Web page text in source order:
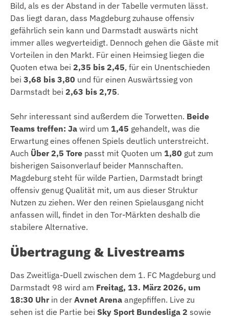
Bild, als es der Abstand in der Tabelle vermuten lässt.
Das liegt daran, dass Magdeburg zuhause offensiv
gefährlich sein kann und Darmstadt auswärts nicht
immer alles wegverteidigt. Dennoch gehen die Gäste mit
Vorteilen in den Markt. Für einen Heimsieg liegen die
Quoten etwa bei 2,35 bis 2,45, für ein Unentschieden
bei 3,68 bis 3,80 und für einen Auswärtssieg von
Darmstadt bei 2,63 bis 2,75.
Sehr interessant sind außerdem die Torwetten. Beide
Teams treffen: Ja wird um 1,45 gehandelt, was die
Erwartung eines offenen Spiels deutlich unterstreicht.
Auch Über 2,5 Tore passt mit Quoten um 1,80 gut zum
bisherigen Saisonverlauf beider Mannschaften.
Magdeburg steht für wilde Partien, Darmstadt bringt
offensiv genug Qualität mit, um aus dieser Struktur
Nutzen zu ziehen. Wer den reinen Spielausgang nicht
anfassen will, findet in den Tor-Märkten deshalb die
stabilere Alternative.
Übertragung & Livestreams
Das Zweitliga-Duell zwischen dem 1. FC Magdeburg und
Darmstadt 98 wird am Freitag, 13. März 2026, um
18:30 Uhr in der Avnet Arena angepfiffen. Live zu
sehen ist die Partie bei Sky Sport Bundesliga 2 sowie